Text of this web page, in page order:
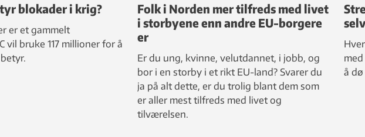
blokader i krig?
er et gammelt
vil bruke 117 millioner for å
Folk i Norden mer tilfreds med livet
i storbyene enn andre EU-borgere
er
Er du ung, kvinne, velutdannet, i jobb, og
bor i en storby i et rikt EU-land? Svarer du
ja på alt dette, er du trolig blant dem som
er aller mest tilfreds med livet og
tilværelsen.
å